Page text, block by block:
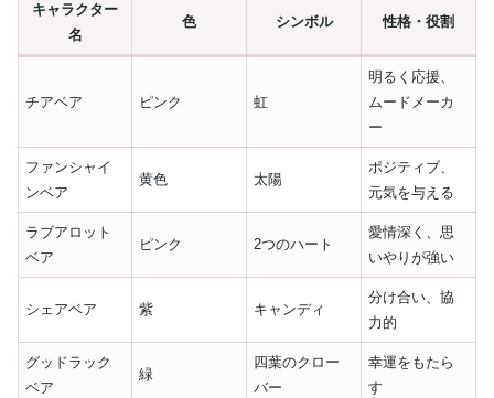
キャラクター
名
色 シンボル 性格・役割
チアベア ピンク 虹
明るく応援、
ムードメーカ
ー
ファンシャイ
ンベア
黄色 太陽
ポジティブ、
元気を与える
ラブアロット
ベア
ピンク 2つのハート
愛情深く、思
いやりが強い
シェアベア 紫 キャンディ
分け合い、協
力的
グッドラック
ベア
緑
四葉のクロー
バー
幸運をもたら
す